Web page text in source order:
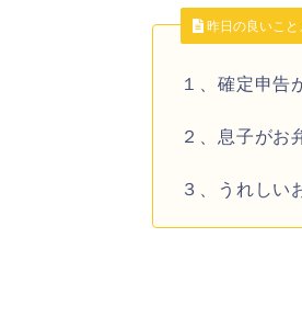
昨日の良いこと
１、確定申告
２、息子がお
３、うれしい